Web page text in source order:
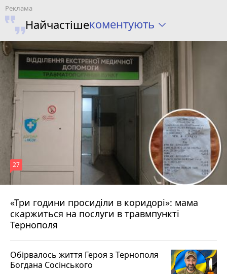
Найчастішекоментують
«Три години просиділи в коридорі»: мама
скаржиться на послуги в травмпункті
Тернополя
27
9 годин тому
Обірвалось життя Героя з Тернополя
Богдана Сосінського